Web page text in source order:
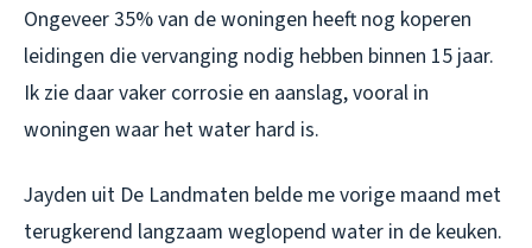
Ongeveer 35% van de woningen heeft nog koperen
leidingen die vervanging nodig hebben binnen 15 jaar.
Ik zie daar vaker corrosie en aanslag, vooral in
woningen waar het water hard is.
Jayden uit De Landmaten belde me vorige maand met
terugkerend langzaam weglopend water in de keuken.